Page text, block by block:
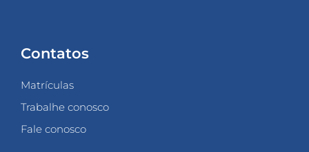
Contatos
Matrículas
Trabalhe conosco
Fale conosco